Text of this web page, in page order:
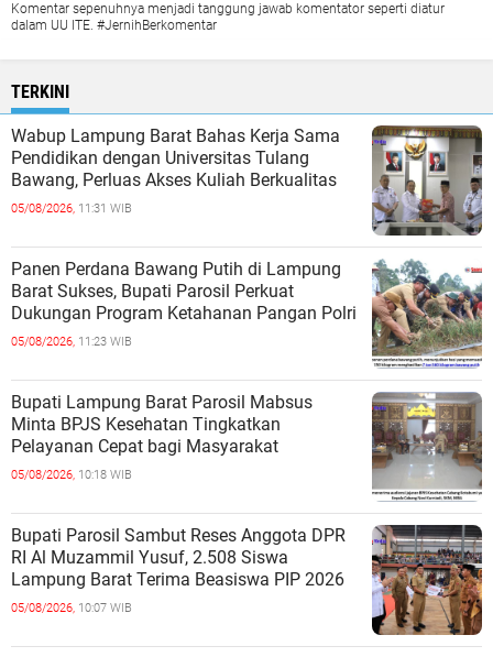
Komentar sepenuhnya menjadi tanggung jawab komentator seperti diatur
dalam UU ITE. #JernihBerkomentar
TERKINI
Wabup Lampung Barat Bahas Kerja Sama
Pendidikan dengan Universitas Tulang
Bawang, Perluas Akses Kuliah Berkualitas
05/08/2026, 11:31 WIB
Panen Perdana Bawang Putih di Lampung
Barat Sukses, Bupati Parosil Perkuat
Dukungan Program Ketahanan Pangan Polri
05/08/2026, 11:23 WIB
Bupati Lampung Barat Parosil Mabsus
Minta BPJS Kesehatan Tingkatkan
Pelayanan Cepat bagi Masyarakat
05/08/2026, 10:18 WIB
Bupati Parosil Sambut Reses Anggota DPR
RI Al Muzammil Yusuf, 2.508 Siswa
Lampung Barat Terima Beasiswa PIP 2026
05/08/2026, 10:07 WIB